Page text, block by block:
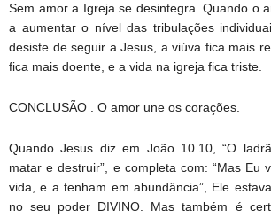
Sem amor a Igreja se desintegra. Quando o
a aumentar o nível das tribulações
desiste de seguir a Jesus, a viúva fica mais
fica mais doente, e a vida na igreja fica triste.
CONCLUSÃO . O amor une os corações.
Quando Jesus diz em João 10.10, “O
matar e destruir”, e completa com: “Mas Eu
vida, e a tenham em abundância”, Ele
no seu poder DIVINO. Mas também é